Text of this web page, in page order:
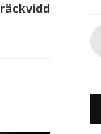
räckvidd